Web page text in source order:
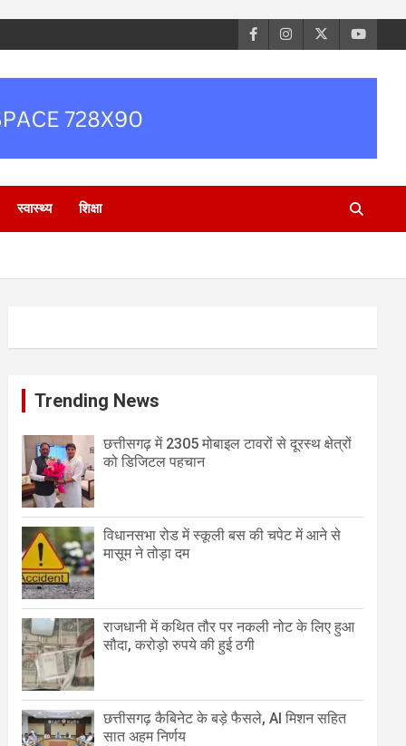
स्वास्थ्य शिक्षा
Trending News
छत्तीसगढ़ में 2305 मोबाइल टावरों से दूरस्थ क्षेत्रों
को डिजिटल पहचान
विधानसभा रोड में स्कूली बस की चपेट में आने से
मासूम ने तोड़ा दम
राजधानी में कथित तौर पर नकली नोट के लिए हुआ
सौदा, करोड़ो रुपये की हुई ठगी
छत्तीसगढ़ कैबिनेट के बड़े फैसले, AI मिशन सहित
सात अहम निर्णय